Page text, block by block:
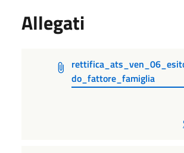
Allegati
do_fattore_famiglia